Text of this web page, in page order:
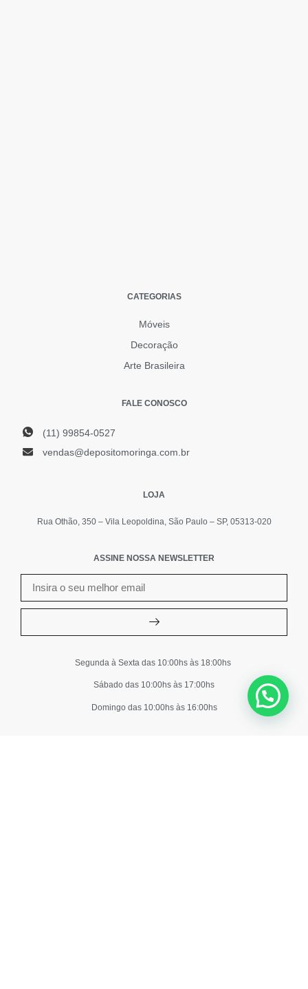
CATEGORIAS
Móveis
Decoração
Arte Brasileira
FALE CONOSCO
(11) 99854-0527
vendas@depositomoringa.com.br
LOJA
Rua Othão, 350 – Vila Leopoldina, São Paulo – SP, 05313-020
ASSINE NOSSA NEWSLETTER
Segunda à Sexta das 10:00hs às 18:00hs
Sábado das 10:00hs às 17:00hs
Domingo das 10:00hs às 16:00hs